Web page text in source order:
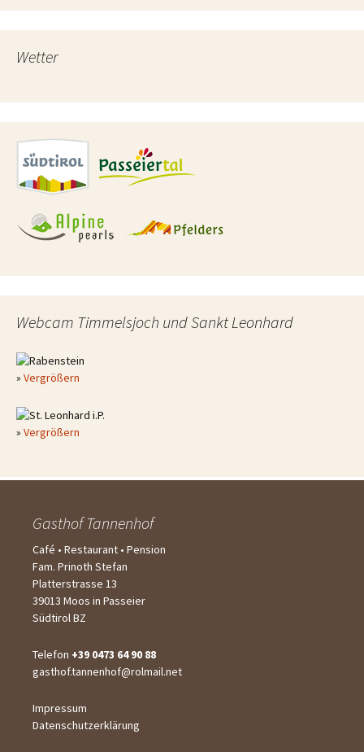
Wetter
Webcam Timmelsjoch und Sankt Leonhard
» Vergrößern
» Vergrößern
Gasthof Tannenhof
Café • Restaurant • Pension
Fam. Prinoth Stefan
Platterstrasse 13
39013 Moos in Passeier
Südtirol BZ
Telefon +39 0473 64 90 88
gasthof.tannenhof@rolmail.net
Impressum
Datenschutzerklärung